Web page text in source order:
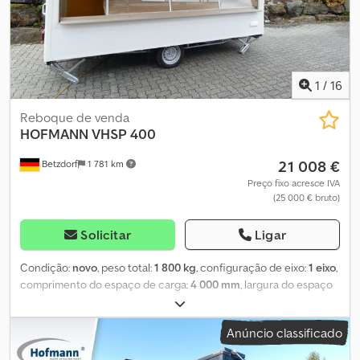
refrigerada * Prateleira dobrável para bolsas em frente à vitrine *
Vitrine em vidro sobre o balcão com prateleira e painéis frontais
em vidro de segurança rebatíveis * Prancha para balança * Mesa
rebatível no compartimento frontal
1 / 16
Betzdorf 1 781 km
Reboque de venda
HOFMANN VHSP 400
21 008 €
Preço fixo acresce IVA
(25 000 € bruto)
Solicitar Ligar
Condição: novo, peso total:1 800 kg, configuração de eixo:1 eixo,
comprimento do espaço de carga:4 000 mm, largura do espaço
, altura do espaço de carga:
Reboque de vendas para padaria / produtos de panificação Back
VHSP 400 Por favor, utilize o 0590 para consultas. * Peso bruto
permitido: 1.800 kg * Dimensões L/A/H: internas 4.000 x 2.200 x
Anúncio classificado